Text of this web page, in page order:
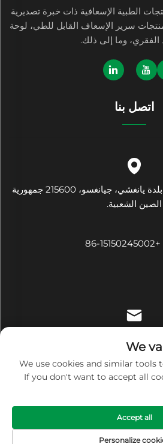
الطبية الإسعافية ذات خبرة تصديرية
المنتجات سرير الإسعاف القابل للطي، لوحة
الفقري، وما إلى ذلك.
اتصل بنا
7 شارع تشينغزا الأوسط، بلدة يانغشي، جيانغسو، 215600 جمهورية
الصين الشعبية.
+86-15150245002
حقوق النشر © شركة Zhangjiagang Xiehe للتجهيزات والأدوات
الحقوق محفوظة -
We
We use cookies and similar tools
If you don't want to accept all
Personalize
Accept all